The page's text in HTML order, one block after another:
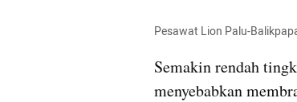
Pesawat Lion Palu-
Semakin rendah
menyebabkan